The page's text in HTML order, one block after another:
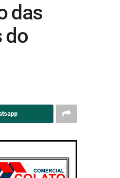
das
do